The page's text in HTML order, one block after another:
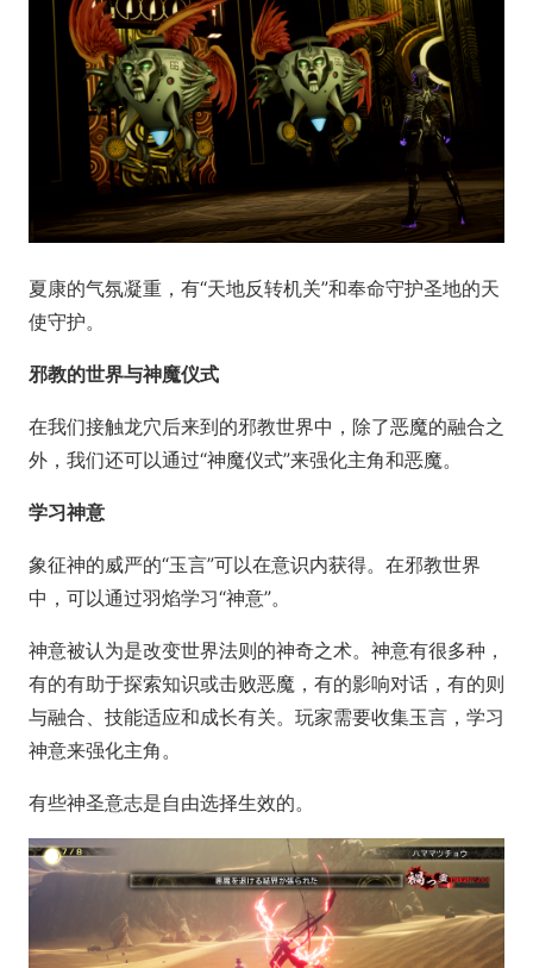
夏康的气氛凝重，有“天地反转机关”和奉命守护圣地的天
使守护。
邪教的世界与神魔仪式
在我们接触龙穴后来到的邪教世界中，除了恶魔的融合之
外，我们还可以通过“神魔仪式”来强化主角和恶魔。
学习神意
象征神的威严的“玉言”可以在意识内获得。在邪教世界
中，可以通过羽焰学习“神意”。
神意被认为是改变世界法则的神奇之术。神意有很多种，
有的有助于探索知识或击败恶魔，有的影响对话，有的则
与融合、技能适应和成长有关。玩家需要收集玉言，学习
神意来强化主角。
有些神圣意志是自由选择生效的。